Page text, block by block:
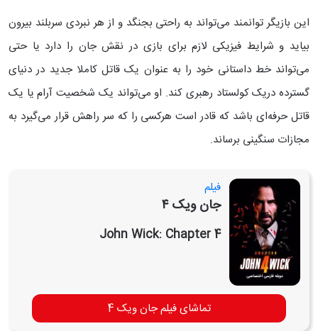
این بازیگر توانمند می‌تواند به راحتی بجنگد و از هر نبردی سربلند بیرون
بیاید و شرایط فیزیکی لازم برای بازی در نقش جان را دارد یا حتی
می‌تواند خط داستانی خود را به عنوان یک قاتل کاملا جدید در دنیای
گسترده دریک کولستاد رهبری کند. او می‌تواند یک شخصیت آرام یا یک
قاتل حرفه‌ای باشد که قادر است هرکسی را که سر راهش قرار می‌گیرد به
مجازات سنگینی برساند.
فیلم
جان ویک ۴
John Wick: Chapter 4
تماشای فیلم جان ویک 4